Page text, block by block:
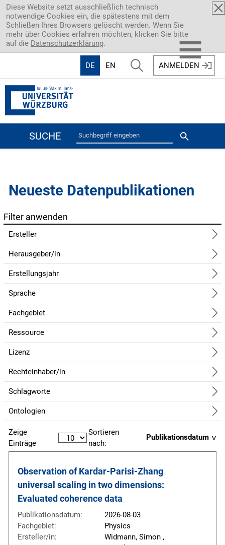
Direkt zum Inhalt
Diese Website setzt ausschließlich technisch
notwendige Cookies ein, die spätestens mit dem
Schließen Ihres Browsers gelöscht werden. Wenn Sie
mehr über Cookies erfahren möchten, klicken Sie bitte
auf die Datenschutzerklärung.
DE EN ANMELDEN
☰
SUCHE
Neueste Datenpublikationen
Filter anwenden
Ersteller
Herausgeber/in
Erstellungsjahr
Sprache
Fachgebiet
Ressource
Lizenz
Rechteinhaber/in
Schlagworte
Ontologien
Zeige
Einträge
Sortieren
nach:
Publikationsdatum
Observation of Kardar-Parisi-Zhang
universal scaling in two dimensions:
Evaluated coherence data
Publikationsdatum:
2026-08-03
Fachgebiet:
Physics
Ersteller/in:
Widmann, Simon ,